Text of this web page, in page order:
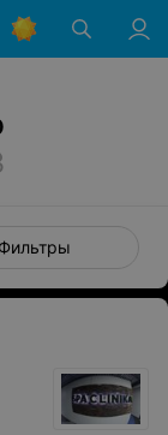
Фильтры